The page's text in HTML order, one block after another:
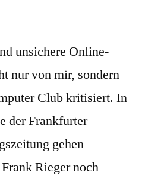
unsichere Online-
nur von mir, sondern
Club kritisiert. In
der Frankfurter
gehen
Rieger noch